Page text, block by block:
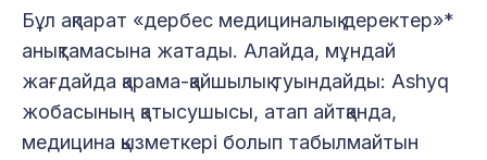
Бұл ақпарат «дербес медициналық деректер»*
анықтамасына жатады. Алайда, мұндай
жағдайда қарама-қайшылық туындайды: Ashyq
жобасының қатысушысы, атап айтқанда,
медицина қызметкері болып табылмайтын